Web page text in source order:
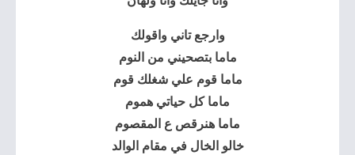
وارجع تاني واقولك
ماما بتصحيني من النوم
ماما قوم علي شغلك قوم
ماما كل حياتي هموم
ماما هنرقص ع المقصوم
خالو الخال في مقام الوالد